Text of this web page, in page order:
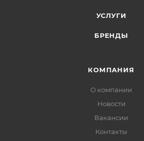
УСЛУГИ
БРЕНДЫ
КОМПАНИЯ
О компании
Новости
Вакансии
Контакты